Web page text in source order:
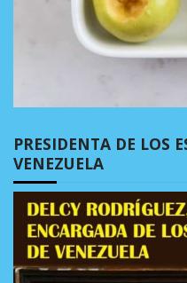
PRESIDENTA DE LOS
VENEZUELA